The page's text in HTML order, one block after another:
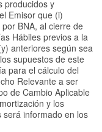
producidos y
Emisor que (i)
BNA, al cierre de
Hábiles previos a la
anteriores según sea
supuestos de este
para el cálculo del
Relevante a ser
de Cambio Aplicable
y los
será informado en los